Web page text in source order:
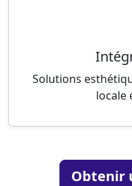
Solutions
locale
Obtenir